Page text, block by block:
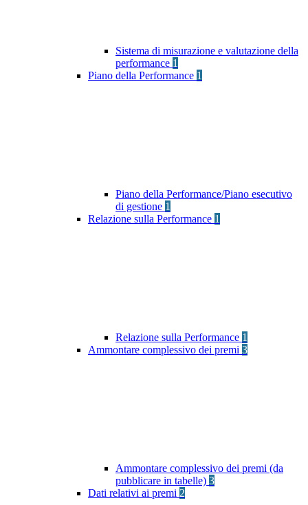
Sistema di misurazione e valutazione della
performance 1
Piano della Performance 1
Piano della Performance/Piano esecutivo
di gestione 1
Relazione sulla Performance 1
Relazione sulla Performance 1
Ammontare complessivo dei premi 3
Ammontare complessivo dei premi (da
pubblicare in tabelle) 3
Dati relativi ai premi 2